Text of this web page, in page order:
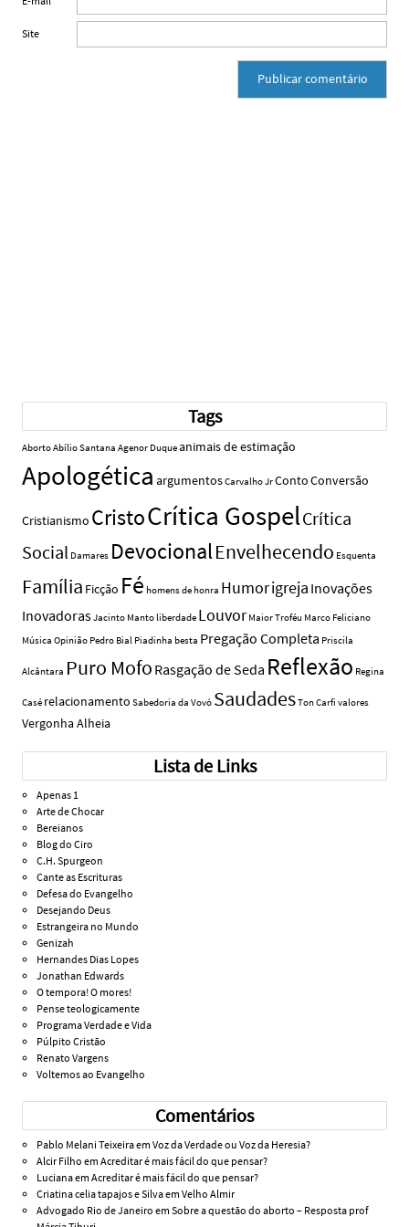
Site
Tags
AbortoAbílio Santana Agenor Duqueanimais de estimação
Apologética argumentosCarvalho JrContoConversão
Cristianismo CristoCrítica GospelCrítica
Social Damares DevocionalEnvelhecendo Esquenta
Família Ficção Fé homens de honra Humorigreja Inovações
InovadorasJacinto Mantoliberdade Louvor Maior Troféu Marco Feliciano
Música Opinião Pedro Bial Piadinha besta Pregação Completa Priscila
Alcântara Puro Mofo Rasgação de Seda Reflexão Regina
Casé relacionamento Sabedoria da Vovó SaudadesTon Carfi valores
Vergonha Alheia
Lista de Links
Apenas 1
Arte de Chocar
Bereianos
Blog do Ciro
C.H. Spurgeon
Cante as Escrituras
Defesa do Evangelho
Desejando Deus
Estrangeira no Mundo
Genizah
Hernandes Dias Lopes
Jonathan Edwards
O tempora! O mores!
Pense teologicamente
Programa Verdade e Vida
Púlpito Cristão
Renato Vargens
Voltemos ao Evangelho
Comentários
Pablo Melani TeixeiraemVoz da Verdade ou Voz da Heresia?
Alcir Filho emAcreditar é mais fácil do que pensar?
LucianaemAcreditar é mais fácil do que pensar?
Criatina celia tapajos e SilvaemVelho Almir
Advogado Rio de Janeiro emSobre a questão do aborto – Resposta prof